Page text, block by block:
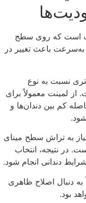
است که روی سطح
باعث تغییر در
نسبت به نوع
از لمینت معمولاً برای
کم بین دندان‌ها و
نیاز به تراش سطح مینای
در نتیجه، انتخاب
دندانی انجام شود.
دنبال اصلاح ظاهری
بود.